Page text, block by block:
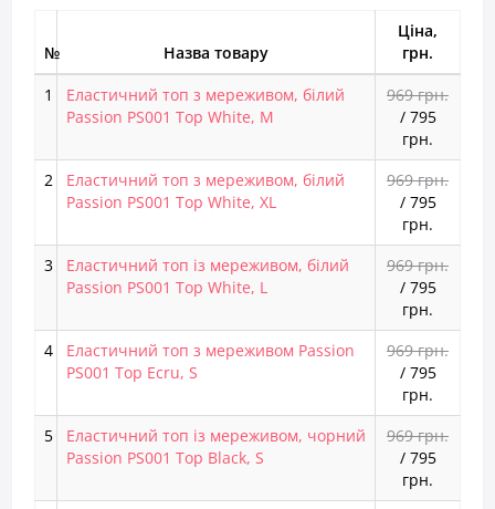
№ Назва товару
Ціна,
грн.
1
Еластичний топ з мереживом, білий
Passion PS001 Top White, M
969 грн.
/ 795
грн.
2
Еластичний топ з мереживом, білий
Passion PS001 Top White, XL
969 грн.
/ 795
грн.
3
Еластичний топ із мереживом, білий
Passion PS001 Top White, L
969 грн.
/ 795
грн.
4
Еластичний топ з мереживом Passion
PS001 Top Ecru, S
969 грн.
/ 795
грн.
5
Еластичний топ із мереживом, чорний
Passion PS001 Top Black, S
969 грн.
/ 795
грн.